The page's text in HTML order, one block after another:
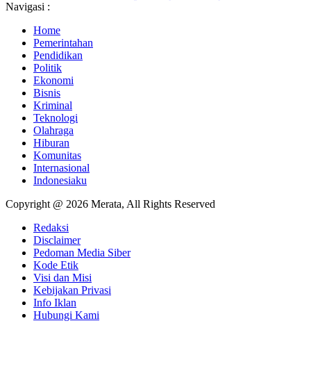
Navigasi :
Home
Pemerintahan
Pendidikan
Politik
Ekonomi
Bisnis
Kriminal
Teknologi
Olahraga
Hiburan
Komunitas
Internasional
Indonesiaku
Copyright @ 2026 Merata, All Rights Reserved
Redaksi
Disclaimer
Pedoman Media Siber
Kode Etik
Visi dan Misi
Kebijakan Privasi
Info Iklan
Hubungi Kami